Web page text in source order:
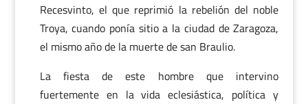
Recesvinto, el que reprimió la rebelión del noble
Troya, cuando ponía sitio a la ciudad de Zaragoza,
el mismo año de la muerte de san Braulio.
La fiesta de este hombre que intervino
fuertemente en la vida eclesiástica, política y